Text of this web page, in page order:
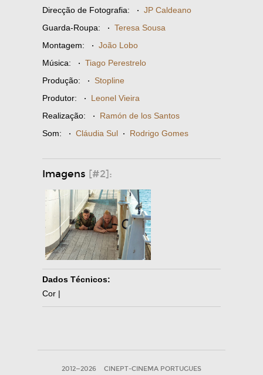
Direcção de Fotografia: · JP Caldeano
Guarda-Roupa: · Teresa Sousa
Montagem: · João Lobo
Música: · Tiago Perestrelo
Produção: · Stopline
Produtor: · Leonel Vieira
Realização: · Ramón de los Santos
Som: · Cláudia Sul · Rodrigo Gomes
Imagens [#2]:
Dados Técnicos:
Cor |
2012—2026 CINEPT-CINEMA PORTUGUES